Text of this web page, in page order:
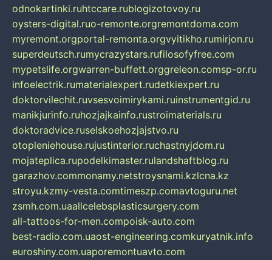
odnokartinki.ruhtccare.rublogizotovoy.ru
oysters-digital.ruo-remonte.orgremontdoma.com
myremont.orgportal-remonta.orgvyitikho.rumirjon.ru
superdeutsch.rumycrazystars.rufilosofyfree.com
mypetslife.orgwarren-buffett.orggreleon.comsp-or.ru
infoelectrik.rumaterialexpert.rudetkiexpert.ru
doktorvilechit.ruvsesvoimirykami.ruinstrumentgid.ru
manikjurinfo.ruhozjajkainfo.rustroimaterials.ru
doktoradvice.ruselskoehozjajstvo.ru
otopleniehouse.rujustinterior.ruchastnyjdom.ru
mojateplica.rupodelkimaster.rulandshaftblog.ru
garazhov.commonamy.netstroysnami.kzlcna.kz
stroyu.kzmy-vesta.comtimeszp.comavtoguru.net
zsmh.com.uaallcelebsplasticsurgery.com
all-tattoos-for-men.compoisk-auto.com
best-radio.com.uaost-engineering.comkuryatnik.info
euroshiny.com.uaporemontuavto.com